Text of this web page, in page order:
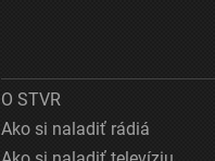
O STVR
Ako si naladiť rádiá